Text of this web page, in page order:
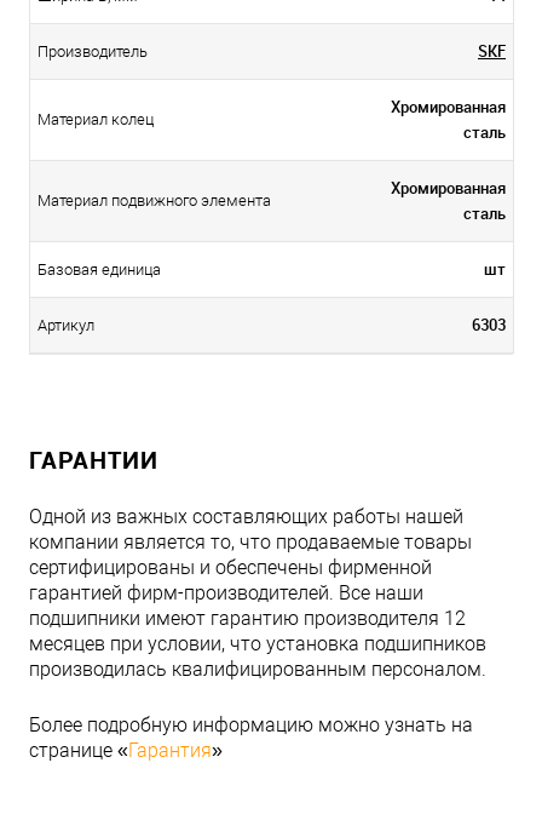
Производитель SKF
Материал колец
Хромированная
сталь
Материал подвижного элемента
Хромированная
сталь
Базовая единица шт
Артикул 6303
ГАРАНТИИ
Одной из важных составляющих работы нашей
компании является то, что продаваемые товары
сертифицированы и обеспечены фирменной
гарантией фирм-производителей. Все наши
подшипники имеют гарантию производителя 12
месяцев при условии, что установка подшипников
производилась квалифицированным персоналом.
Более подробную информацию можно узнать на
странице «Гарантия»